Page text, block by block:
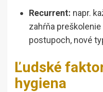
Recurrent: napr.
zahŕňa
postupoch, nové
Ľudské
hygiena